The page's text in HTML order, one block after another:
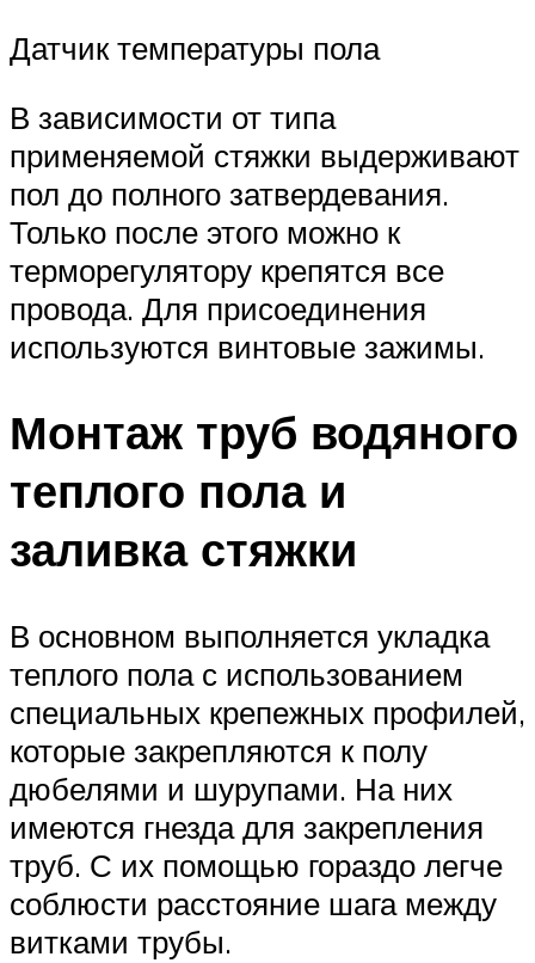
Датчик температуры пола
В зависимости от типа
применяемой стяжки выдерживают
пол до полного затвердевания.
Только после этого можно к
терморегулятору крепятся все
провода. Для присоединения
используются винтовые зажимы.
Монтаж труб водяного
теплого пола и
заливка стяжки
В основном выполняется укладка
теплого пола с использованием
специальных крепежных профилей,
которые закрепляются к полу
дюбелями и шурупами. На них
имеются гнезда для закрепления
труб. С их помощью гораздо легче
соблюсти расстояние шага между
витками трубы.